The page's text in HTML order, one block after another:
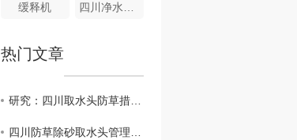
缓释机 四川净水设备-游泳池净水器
热门文章
研究：四川取水头防草措施对环境的影响
四川防草除砂取水头管理策略探讨